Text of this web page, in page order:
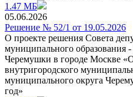
1.47 МБ
05.06.2026
Решение № 52/1 от 19.05.2026
О проекте решения Совета
муниципального образования
Черемушки в городе Москве
внутригородского
муниципального округа
год»